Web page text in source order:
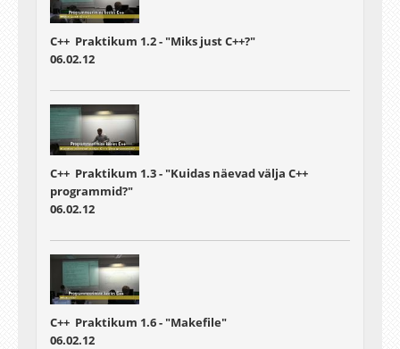
C++ Praktikum 1.2 - "Miks just C++?"
06.02.12
C++ Praktikum 1.3 - "Kuidas näevad välja C++
programmid?"
06.02.12
C++ Praktikum 1.6 - "Makefile"
06.02.12